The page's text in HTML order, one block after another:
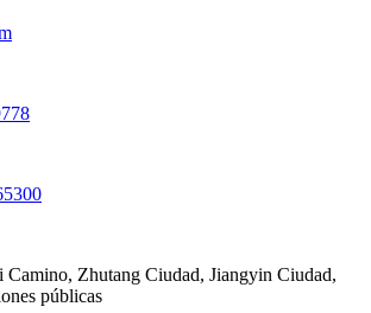
Zhutang Ciudad, Jiangyin Ciudad,
públicas